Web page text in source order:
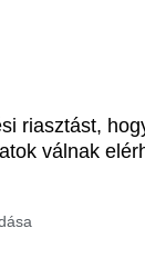
riasztást,
válnak